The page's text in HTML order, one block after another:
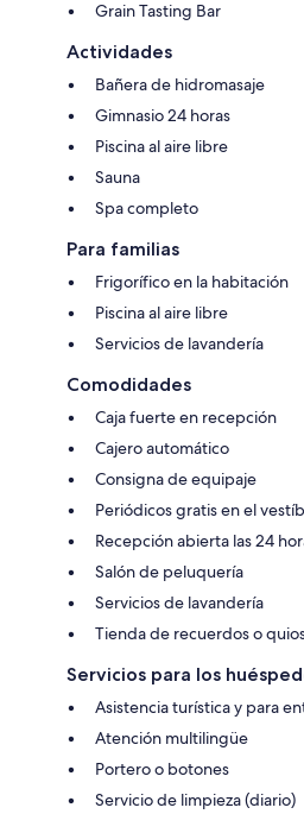
Grain Tasting Bar
Actividades
Bañera de hidromasaje
Gimnasio 24 horas
Piscina al aire libre
Sauna
Spa completo
Para familias
Frigorífico en la habitación
Piscina al aire libre
Servicios de lavandería
Comodidades
Caja fuerte en recepción
Cajero automático
Consigna de equipaje
Periódicos gratis en el
Recepción abierta las 24
Salón de peluquería
Servicios de lavandería
Tienda de recuerdos o
Servicios para los
Asistencia turística y para
Atención multilingüe
Portero o botones
Servicio de limpieza (diario)